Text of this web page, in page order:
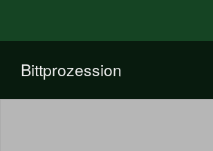
Bittprozession